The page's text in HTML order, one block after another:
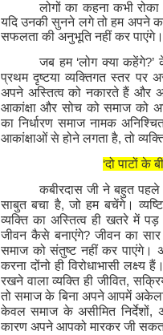
लोगों का कहना कभी
यदि उनकी सुनने लगे तो हम अपने कर्म
सफलता की अनुभूति नहीं कर पाएंगे।
जब हम ‘लोग क्या कहेंगे?’
प्रथम दृष्टया व्यक्तिगत स्तर पर
अपने अस्तित्व को नकारते हैं और
आकांक्षा और सोच को समाज को
का निर्धारण समाज नामक
आकांक्षाओं से होने लगता है,तो
‘दो पाटों के
कबीरदास जी ने बहुत
साबुत बचा है,जो हम बचेंगे।
व्यक्ति का अस्तित्व ही खतरे में पड़
जीवन कैसे बनाएंगे?जीवन का सार
समाज को संतुष्ट नहीं कर
करना दोंनो ही विरोधाभासी
रखने वाला व्यक्ति ही जीवित,
तो समाज के बिना अपने आपमें
केवल समाज के असीमित निर्देशों,
कारण अपने आपको मारकर जी